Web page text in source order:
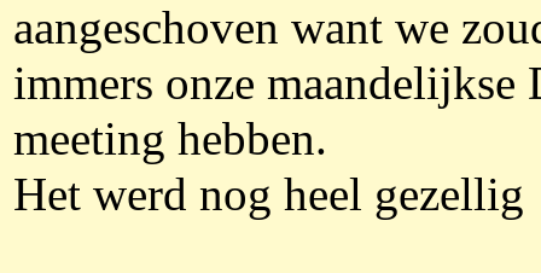
aangeschoven want we
immers onze maandelijkse
meeting hebben.
Het werd nog heel gezellig